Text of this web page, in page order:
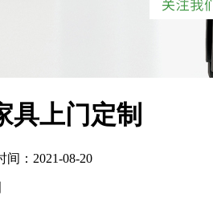
具上门定制
间：2021-08-20